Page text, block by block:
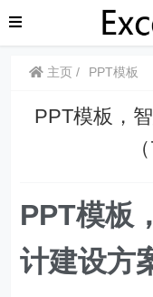
主页 PPT模板
PPT模板，
PPT模板
计建设方